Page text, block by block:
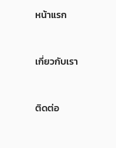
หน้าแรก
เกี่ยวกับเรา
ติดต่อ